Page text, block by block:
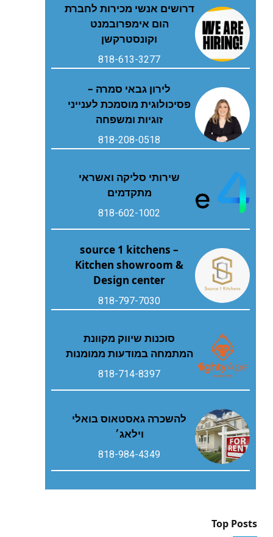
דרושים אנשי מכירות לחברת
הום אימפרובמנט
וקונסטרקשן
818-613-3277
לירון גבאי סמרה –
פסיכולוגית מוסמכת לענייני
זוגיות ומשפחה
818-208-0518
שירותי סליקה ואשראי
מתקדמים
818-602-1002
source 1 kitchens –
Kitchen showroom &
Design center
818-797-7030
סוכנות שיווק מקוונת
המתמחה במודעות ממומנות
818-714-8397
להשכרה גאסטאוס בואלי
וילאג׳
818-984-4349
Top Posts